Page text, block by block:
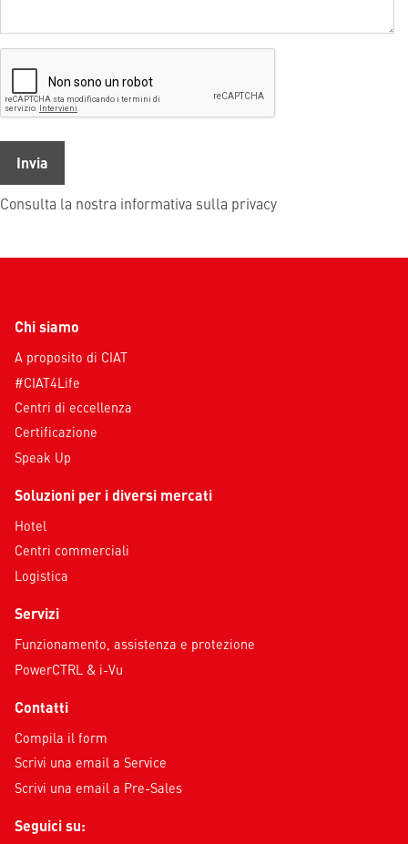
Consulta la nostra informativa sulla privacy
Chi siamo
A proposito di CIAT
#CIAT4Life
Centri di eccellenza
Certificazione
Speak Up
Soluzioni per i diversi mercati
Hotel
Centri commerciali
Logistica
Servizi
Funzionamento, assistenza e protezione
PowerCTRL & i-Vu
Contatti
Compila il form
Scrivi una email a Service
Scrivi una email a Pre-Sales
Seguici su: